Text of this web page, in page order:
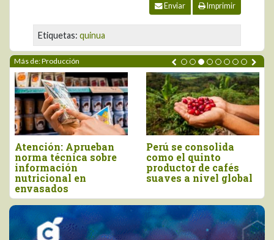
Enviar Imprimir
Etiquetas: quinua
Más de: Producción
Atención: Aprueban
norma técnica sobre
información
nutricional en
envasados
Perú se consolida
como el quinto
productor de cafés
suaves a nivel global